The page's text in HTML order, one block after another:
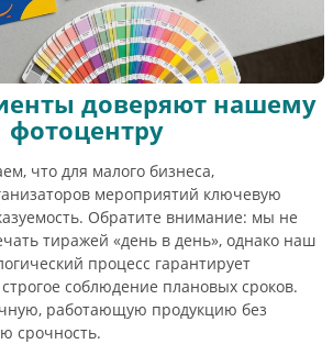
доверяют нашему
фотоцентру
что для малого бизнеса,
мероприятий ключевую
Обратите внимание: мы не
тиражей «день в день», однако наш
процесс гарантирует
соблюдение плановых сроков.
работающую продукцию без
срочность.